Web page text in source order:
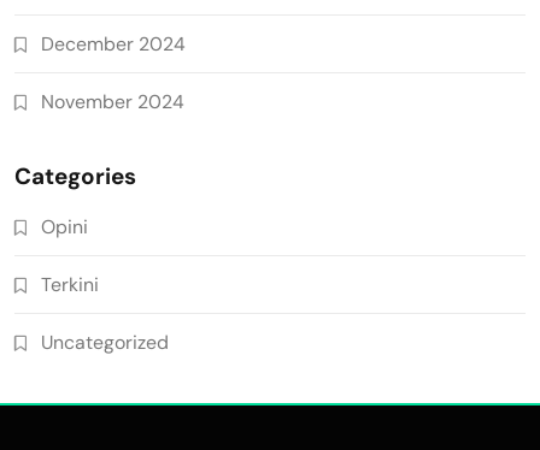
December 2024
November 2024
Categories
Opini
Terkini
Uncategorized